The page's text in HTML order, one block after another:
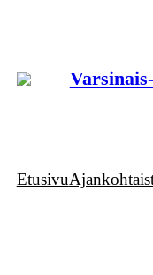
Etusivu